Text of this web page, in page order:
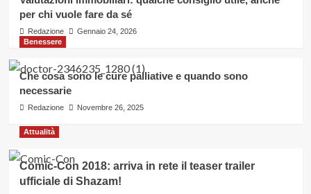
per chi vuole fare da sé
Redazione
Gennaio 24, 2026
Benessere
Che cosa sono le cure palliative e quando sono
necessarie
Redazione Novembre 26, 2025
Attualità
Comic-Con 2018: arriva in rete il teaser trailer
ufficiale di Shazam!